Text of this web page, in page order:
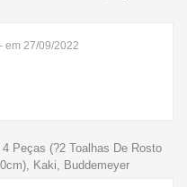
- em 27/09/2022
Peças (?2 Toalhas De Rosto
Kaki, Buddemeyer